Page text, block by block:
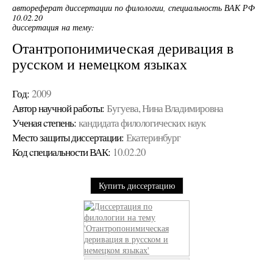
автореферат диссертации по филологии, специальность ВАК РФ
10.02.20
диссертация на тему:
Отантропонимическая деривация в
русском и немецком языках
Год: 2009
Автор научной работы: Бугуева, Нина Владимировна
Ученая cтепень: кандидата филологических наук
Место защиты диссертации: Екатеринбург
Код cпециальности ВАК: 10.02.20
Купить диссертацию